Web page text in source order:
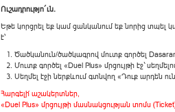
Ուշադրությո´ւն.
Եթե կորցրել եք կամ ցանկանում եք նորից
է՝
Ծածկանուն/ծածկագրով մուտք գործել
Մուտք գործել «Duel Plus» մրցույթի էջ`
Սեղմել էջի ներքևում գտնվող «Դուք արդեն
Հարգելի՛ աշակերտներ,
«Duel Plus» մրցույթի մասնակցության տոմս